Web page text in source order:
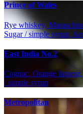
Prince of Wales
Rye whiskey,
Sugar / simple syrup,
East India No.2
Cognac, Orange
/ simple syrup
Metropolitan